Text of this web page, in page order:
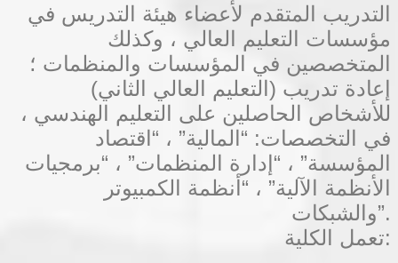
التدريب المتقدم لأعضاء هيئة التدريس في
مؤسسات التعليم العالي ، وكذلك
المتخصصين في المؤسسات والمنظمات ؛
إعادة تدريب (التعليم العالي الثاني)
للأشخاص الحاصلين على التعليم الهندسي ،
في التخصصات: “المالية” ، “اقتصاد
المؤسسة” ، “إدارة المنظمات” ، “برمجيات
الأنظمة الآلية” ، “أنظمة الكمبيوتر
والشبكات”.
تعمل الكلية: